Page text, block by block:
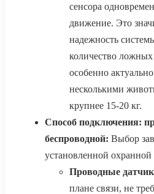
сенсора
движение. Это
надежность
количество
особенно
несколькими
крупнее 15-20 кг.
Способ подключения:
беспроводной: Выбор
установленной
Проводные
плане связи, не